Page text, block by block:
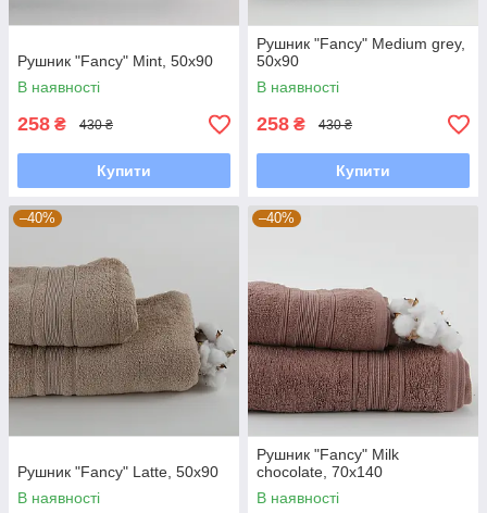
Рушник "Fancy" Mint, 50x90
В наявності
258 ₴ 430 ₴
Купити
Рушник "Fancy" Medium grey,
50x90
В наявності
258 ₴ 430 ₴
Купити
–40%
Рушник "Fancy" Latte, 50x90
В наявності
–40%
Рушник "Fancy" Milk
chocolate, 70x140
В наявності